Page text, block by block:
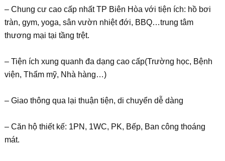
– Chung cư cao cấp nhất TP Biên Hòa với tiện ích: hồ bơi
tràn, gym, yoga, sân vườn nhiệt đới, BBQ…trung tâm
thương mại tại tầng trệt.
– Tiện ích xung quanh đa dạng cao cấp(Trường học, Bệnh
viện, Thẩm mỹ, Nhà hàng…)
– Giao thông qua lại thuận tiện, di chuyển dễ dàng
– Căn hộ thiết kế: 1PN, 1WC, PK, Bếp, Ban công thoáng
mát.